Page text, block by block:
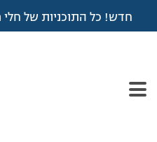
חדש! כל התוכניות של
עמוד הבית >
Vod
>אימון חיזוק מסת